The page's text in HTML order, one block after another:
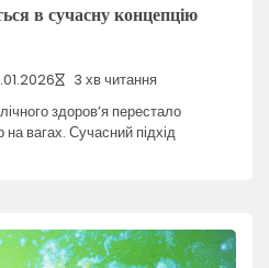
в сучасну концепцію
3 хв читання
здоров’я перестало
вагах. Сучасний підхід